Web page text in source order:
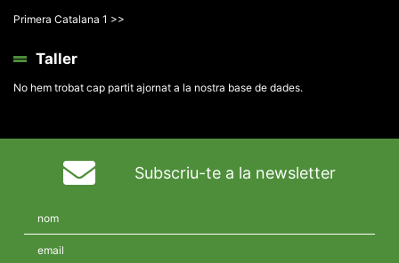
Primera Catalana 1 >>
Taller
No hem trobat cap partit ajornat a la nostra base de dades.
Subscriu-te a la newsletter